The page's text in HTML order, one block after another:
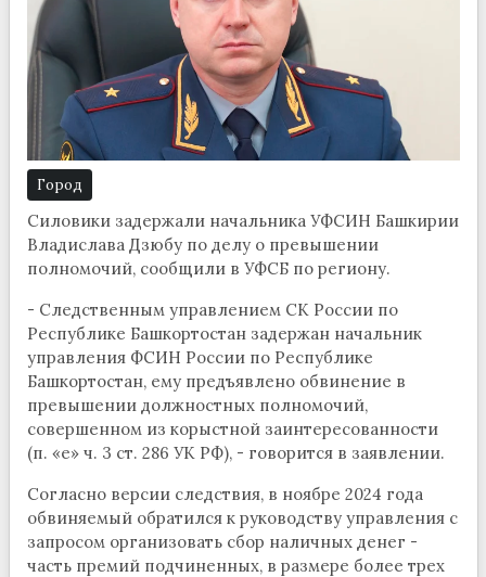
Город
Силовики задержали начальника УФСИН Башкирии
Владислава Дзюбу по делу о превышении
полномочий, сообщили в УФСБ по региону.
- Следственным управлением СК России по
Республике Башкортостан задержан начальник
управления ФСИН России по Республике
Башкортостан, ему предъявлено обвинение в
превышении должностных полномочий,
совершенном из корыстной заинтересованности
(п. «е» ч. 3 ст. 286 УК РФ), - говорится в заявлении.
Согласно версии следствия, в ноябре 2024 года
обвиняемый обратился к руководству управления с
запросом организовать сбор наличных денег -
часть премий подчиненных, в размере более трех